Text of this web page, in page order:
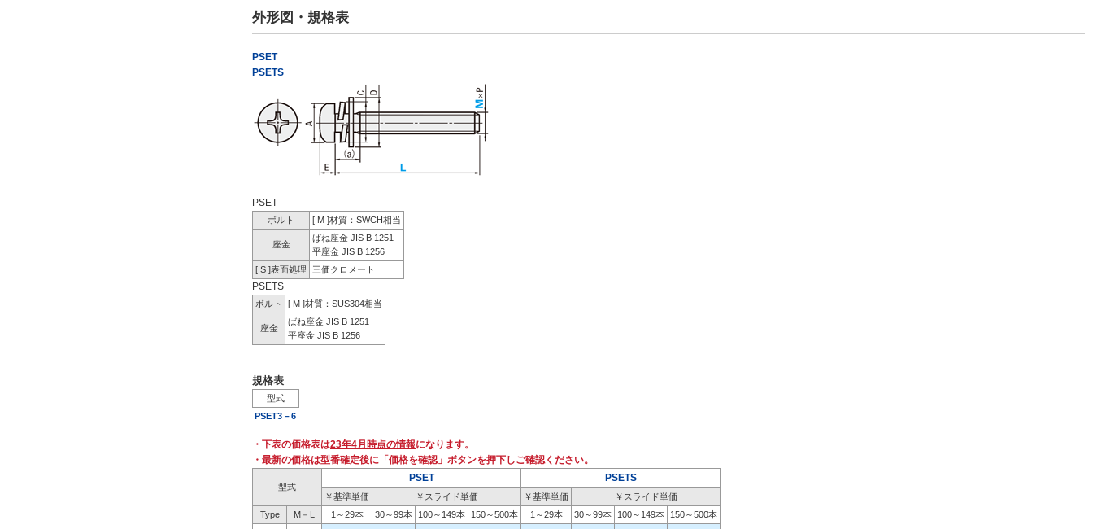
外形図・規格表
PSET
PSETS
PSET
ボルト [ M ]材質：SWCH相当
座金
ばね座金 JIS B 1251
平座金 JIS B 1256
[ S ]表面処理
三価クロメート
PSETS
ボルト [ M ]材質：SUS304相当
座金
ばね座金 JIS B 1251
平座金 JIS B 1256
規格表
型式
PSET3－6
・下表の価格表は23年4月時点の情報になります。
・最新の価格は型番確定後に「価格を確認」ボタンを押下しご確認ください。
型式
PSET PSETS
￥基準単価 ￥スライド単価 ￥基準単価
￥スライド単価
Type
M－L 1～29本 30～99本 100～149本 150～500本 1～29本 30～99本 100～149本
150～500本